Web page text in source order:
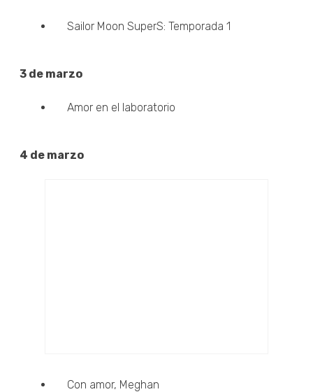
Sailor Moon SuperS: Temporada 1
3 de marzo
Amor en el laboratorio
4 de marzo
Con amor, Meghan